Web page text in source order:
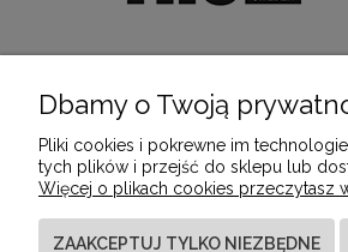
Zwroty i reklamacje
Regulamin
Dbamy o Twoją
Pliki cookies i pokrewne im
tych plików i przejść do sklepu lub
Więcej o plikach cookies przeczytasz
ZAAKCEPTUJ TYLKO NIEZBĘDNE